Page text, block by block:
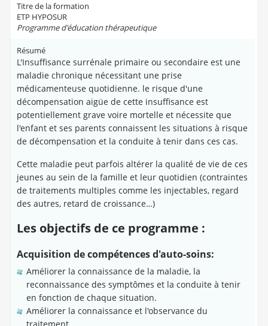
Titre de la formation
ETP HYPOSUR
Programme d'éducation thérapeutique
Résumé
L'Insuffisance surrénale primaire ou secondaire est une
maladie chronique nécessitant une prise
médicamenteuse quotidienne. le risque d'une
décompensation aigüe de cette insuffisance est
potentiellement grave voire mortelle et nécessite que
l'enfant et ses parents connaissent les situations à risque
de décompensation et la conduite à tenir dans ces cas.
Cette maladie peut parfois altérer la qualité de vie de ces
jeunes au sein de la famille et leur quotidien (contraintes
de traitements multiples comme les injectables, regard
des autres, retard de croissance…)
Les objectifs de ce programme :
Acquisition de compétences d'auto-soins:
Améliorer la connaissance de la maladie, la
reconnaissance des symptômes et la conduite à tenir
en fonction de chaque situation.
Améliorer la connaissance et l'observance du